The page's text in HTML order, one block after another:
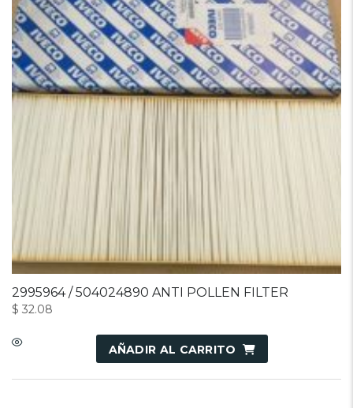
2995964 / 504024890 ANTI POLLEN FILTER
$ 32.08
AÑADIR AL CARRITO